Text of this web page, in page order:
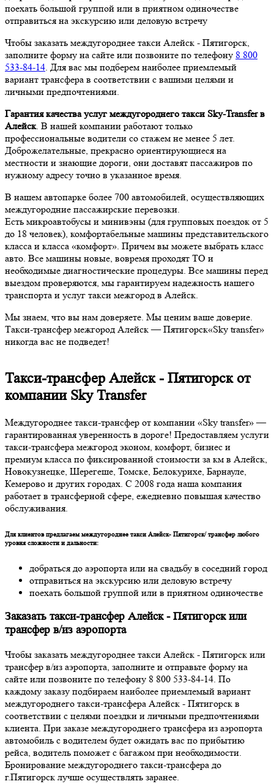
поехать большой группой или в приятном одиночестве
отправиться на экскурсию или деловую встречу
Чтобы заказать междугороднее такси Алейск - Пятигорск,
заполните форму на сайте или позвоните по телефону 8 800
533-84-14. Для вас мы подберем наиболее приемлемый
вариант трансфера в соответствии с вашими целями и
личными предпочтениями.
Гарантия качества услуг междугороднего такси Sky-Transfer в
Алейск. В нашей компании работают только
профессиональные водители со стажем не менее 5 лет.
Доброжелательные, прекрасно ориентирующиеся на
местности и знающие дороги, они доставят пассажиров по
нужному адресу точно в указанное время.
В нашем автопарке более 700 автомобилей, осуществляющих
междугородние пассажирские перевозки.
Есть микроавтобусы и минивэны (для групповых поездок от 5
до 18 человек), комфортабельные машины представительского
класса и класса «комфорт». Причем вы можете выбрать класс
авто. Все машины новые, вовремя проходят ТО и
необходимые диагностические процедуры. Все машины перед
выездом проверяются, мы гарантируем надежность нашего
транспорта и услуг такси межгород в Алейск.
Мы знаем, что вы нам доверяете. Мы ценим ваше доверие.
Такси-трансфер межгород Алейск — Пятигорск«Sky transfer»
никогда вас не подведет!
Такси-трансфер Алейск - Пятигорск от
компании Sky Transfer
Междугороднее такси-трансфер от компании «Sky transfer» —
гарантированная уверенность в дороге! Предоставляем услуги
такси-трансфера межгород эконом, комфорт, бизнес и
премиум класса по фиксированной стоимости за км в Алейск,
Новокузнецке, Шерегеше, Томске, Белокурихе, Барнауле,
Кемерово и других городах. С 2008 года наша компания
работает в трансферной сфере, ежедневно повышая качество
обслуживания.
Для клиентов предлагаем междугороднее такси Алейск- Пятигорск/ трансфер любого
уровня сложности и дальности:
добраться до аэропорта или на свадьбу в соседний город
отправиться на экскурсию или деловую встречу
поехать большой группой или в приятном одиночестве
Заказать такси-трансфер Алейск - Пятигорск или
трансфер в/из аэропорта
Чтобы заказать междугороднее такси Алейск - Пятигорск или
трансфер в/из аэропорта, заполните и отправьте форму на
сайте или позвоните по телефону 8 800 533-84-14. По
каждому заказу подбираем наиболее приемлемый вариант
междугороднего такси-трансфера Алейск - Пятигорск в
соответствии с целями поездки и личными предпочтениями
клиента. При заказе междугороднего трансфера из аэропорта
автомобиль с водителем будет ожидать вас по прибытию
рейса, водитель поможет с багажом при необходимости.
Бронирование междугороднего такси-трансфера до
г.Пятигорск лучше осуществлять заранее.